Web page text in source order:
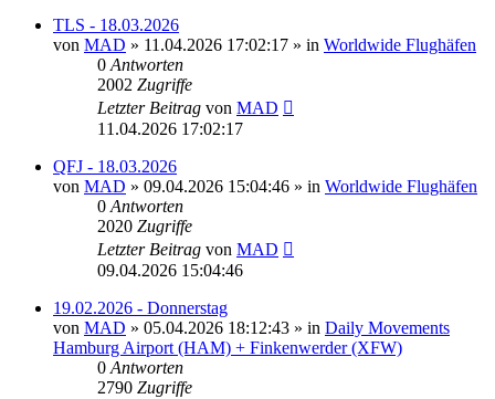
TLS - 18.03.2026
von MAD » 11.04.2026 17:02:17 » in Worldwide Flughäfen
0 Antworten
2002 Zugriffe
Letzter Beitrag von MAD
11.04.2026 17:02:17
QFJ - 18.03.2026
von MAD » 09.04.2026 15:04:46 » in Worldwide Flughäfen
0 Antworten
2020 Zugriffe
Letzter Beitrag von MAD
09.04.2026 15:04:46
19.02.2026 - Donnerstag
von MAD » 05.04.2026 18:12:43 » in Daily Movements
Hamburg Airport (HAM) + Finkenwerder (XFW)
0 Antworten
2790 Zugriffe